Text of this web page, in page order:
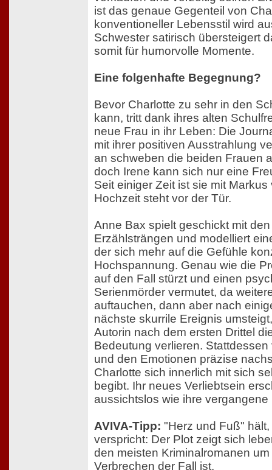
ist das genaue Gegenteil von
konventioneller Lebensstil wird
Schwester satirisch übersteigert
somit für humorvolle Momente.
Eine folgenhafte Begegnung?
Bevor Charlotte zu sehr in den
kann, tritt dank ihres alten
neue Frau in ihr Leben: Die
mit ihrer positiven Ausstrahlung
an schweben die beiden Frauen
doch Irene kann sich nur eine
Seit einiger Zeit ist sie mit
Hochzeit steht vor der Tür.
Anne Bax spielt geschickt mit
Erzählsträngen und modelliert
der sich mehr auf die Gefühle
Hochspannung. Genau wie die
auf den Fall stürzt und einen
Serienmörder vermutet, da
auftauchen, dann aber nach
nächste skurrile Ereignis
Autorin nach dem ersten Drittel
Bedeutung verlieren.
und den Emotionen präzise
Charlotte sich innerlich mit sich
begibt. Ihr neues Verliebtsein
aussichtslos wie ihre vergangene
AVIVA-Tipp: "Herz und Fuß"
verspricht: Der Plot zeigt sich
den meisten Kriminalromanen
Verbrechen der Fall ist.